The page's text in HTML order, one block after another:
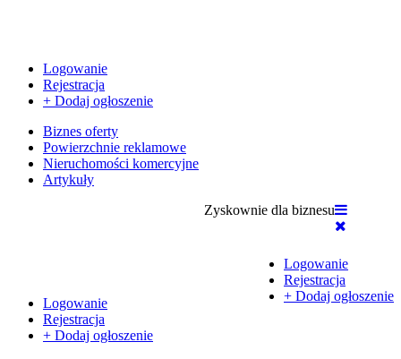
Logowanie
Rejestracja
+ Dodaj ogłoszenie
Biznes oferty
Powierzchnie reklamowe
Nieruchomości komercyjne
Artykuły
Zyskownie dla biznesu
Logowanie
Rejestracja
+ Dodaj ogłoszenie
Logowanie
Rejestracja
+ Dodaj ogłoszenie